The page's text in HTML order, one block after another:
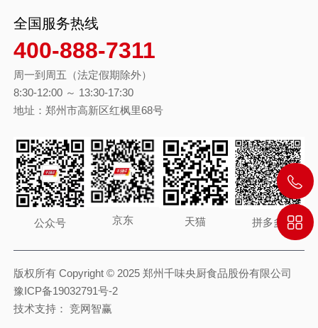
全国服务热线
400-888-7311
周一到周五（法定假期除外）
8:30-12:00 ～ 13:30-17:30
地址：郑州市高新区红枫里68号
公众号 京东 天猫 拼多多
版权所有 Copyright © 2025 郑州千味央厨食品股份有限公司
豫ICP备19032791号-2
技术支持：竞网智赢